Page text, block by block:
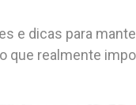
e dicas para
que realmente